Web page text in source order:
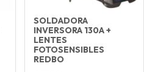
SOLDADORA
INVERSORA 130A +
LENTES
FOTOSENSIBLES
REDBO